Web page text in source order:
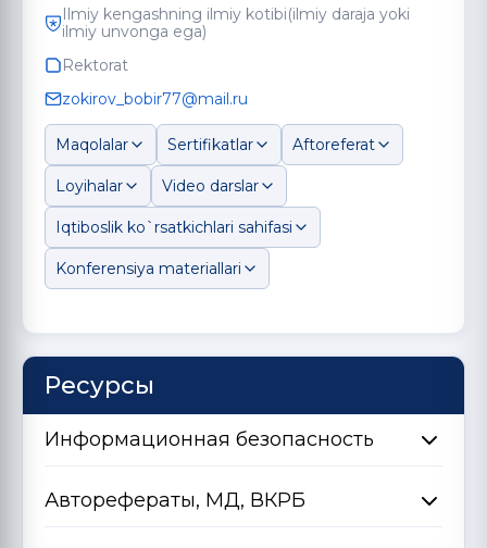
Ilmiy kengashning ilmiy kotibi(ilmiy daraja yoki
ilmiy unvonga ega)
Rektorat
zokirov_bobir77@mail.ru
Maqolalar Sertifikatlar Aftoreferat
Loyihalar Video darslar
Iqtiboslik ko`rsatkichlari sahifasi
Konferensiya materiallari
Ресурсы
Информационная безопасность
Авторефераты, МД, ВКРБ